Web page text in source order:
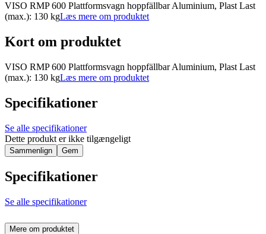
VISO RMP 600 Plattformsvagn hoppfällbar Aluminium, Plast Last
(max.): 130 kgLæs mere om produktet
Kort om produktet
VISO RMP 600 Plattformsvagn hoppfällbar Aluminium, Plast Last
(max.): 130 kgLæs mere om produktet
Specifikationer
Se alle specifikationer
Dette produkt er ikke tilgængeligt
Sammenlign Gem
Specifikationer
Se alle specifikationer
Mere om produktet